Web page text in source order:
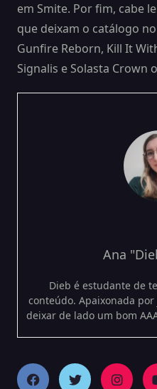
em Smite. Por fim, cabe
que deixam o catálogo
Gunfire Reborn, Kill It
Signalis e Solasta Crown
Ana
Dieb é estudante de
conteúdo. Apaixonada
deixar de lado um bom